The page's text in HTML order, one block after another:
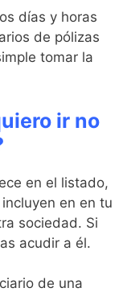
días y horas
de pólizas
tomar la
ir no
en el listado,
en en tu
sociedad. Si
acudir a él.
de una